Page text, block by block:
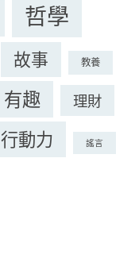
哲學
故事 教養
有趣 理財
行動力 謠言